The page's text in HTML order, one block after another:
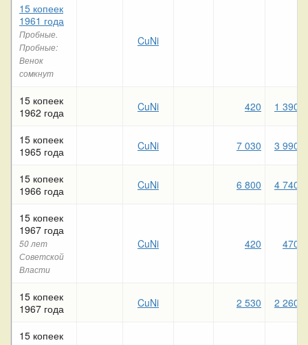
15 копеек
1961 года
Пробные.
Пробные:
Венок
сомкнут
CuNi
15 копеек
1962 года
CuNi 420 1 390
15 копеек
1965 года
CuNi 7 030 3 990
15 копеек
1966 года
CuNi 6 800 4 740
15 копеек
1967 года
50 лет
Советской
Власти
CuNi 420 470
15 копеек
1967 года
CuNi 2 530 2 260
15 копеек